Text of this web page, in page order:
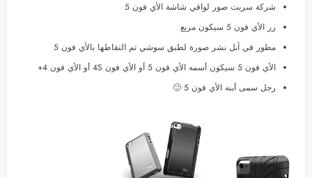
شركة سربت صور لواقي شاشة الأي فون 5
زر الأي فون 5 سيكون مربع
مطور في آبل نشر صورة لطبق سوشي تم التقاطها بالأي فون 5
الأي فون 5 سيكون أسمه الأي فون 5 أو الأي فون 4S أو الأي فون 4+
رجل سمى أبنه الأي فون 5 🙂